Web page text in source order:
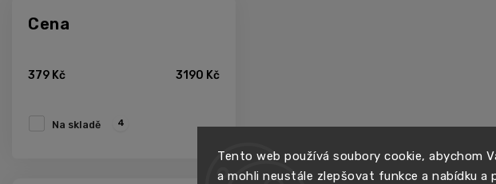
Tento web používá soubory cookie, abychom
a mohli neustále zlepšovat funkce a nabídku a
Cena
379 Kč 3190 Kč
Na skladě 4